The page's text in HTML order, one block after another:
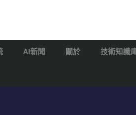
AI新聞 關於 技術知識